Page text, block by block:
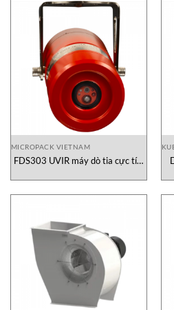
MICROPACK VIETNAM
FDS303 UVIR máy dò tia cực tím